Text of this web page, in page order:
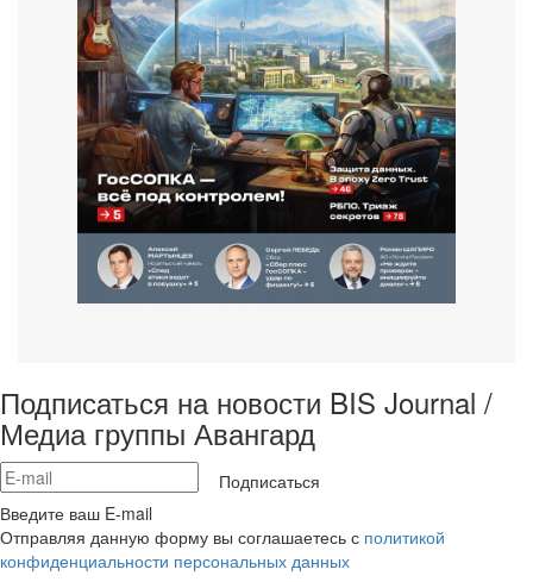
Подписаться на новости BIS Journal /
Медиа группы Авангард
Подписаться
Введите ваш E-mail
Отправляя данную форму вы соглашаетесь с политикой
конфиденциальности персональных данных